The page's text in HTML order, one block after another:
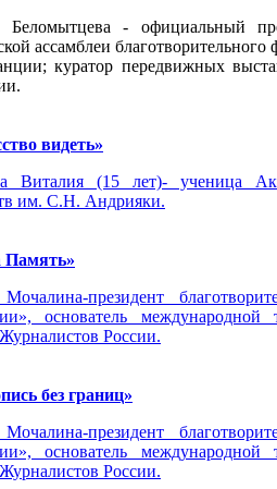
Беломытцева - официальный
ассамблеи
куратор передвижных
видеть»
Виталия (15 лет)- ученица
им. С.Н. Андрияки.
президент
основатель международной
России.
без границ»
президент
основатель международной
России.